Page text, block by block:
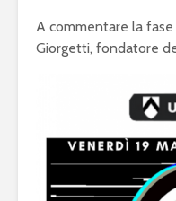
A commentare la fase
Giorgetti, fondatore